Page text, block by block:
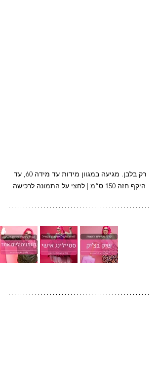
רק בלבן. מגיעה במגוון מידות עד מידה 60, עד
היקף חזה 150 ס”מ | לחצי על התמונה לרכישה